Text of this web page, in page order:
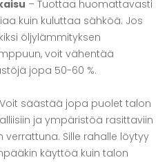
– Tuottaa huomattavasti
kuin kuluttaa sähköä. Jos
öljylämmityksen
voit vähentää
jopa 50-60 %.
säästää jopa puolet talon
ja ympäristöä rasittaviin
Sille rahalle löytyy
käyttöä kuin talon